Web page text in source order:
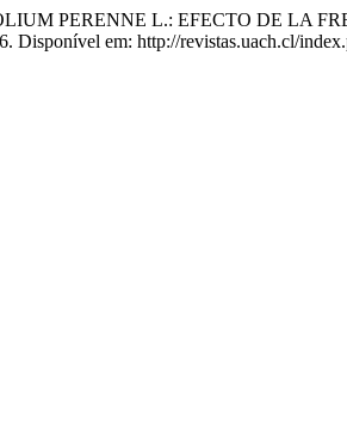
PERENNE L.: EFECTO DE LA
Disponível em: http://revistas.uach.cl/